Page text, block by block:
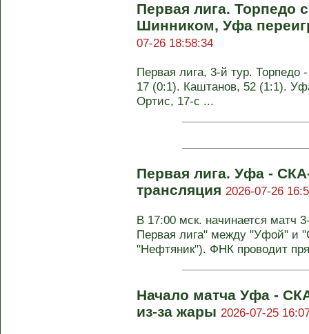
Первая лига. Торпедо
Шинником, Уфа
07-26 18:58:34
Первая лига, 3-й тур.
17 (0:1). Каштанов, 52 (1:1).
Ортис, 17-с ...
Первая лига. Уфа -
трансляция 2026-07-26
В 17:00 мск. начинается матч
Первая лига" между "Уфой" и
"Нефтяник"). ФНК проводит
Начало матча Уфа -
из-за жары 2026-07-25